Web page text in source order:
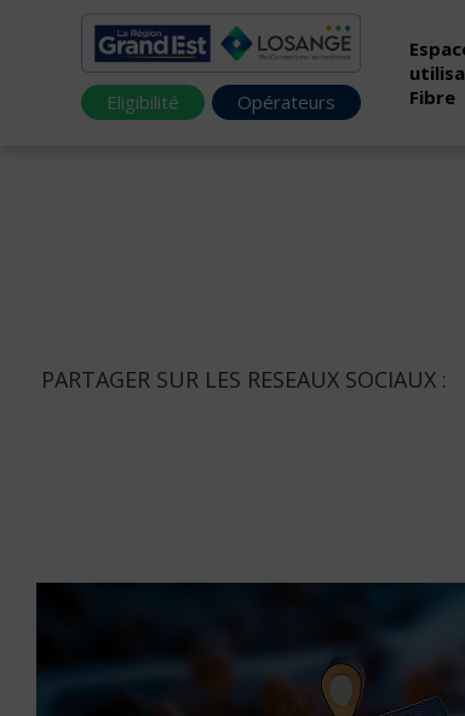
Eligibilité Opérateurs
Fibre
PARTAGER SUR LES RESEAUX SOCIAUX :